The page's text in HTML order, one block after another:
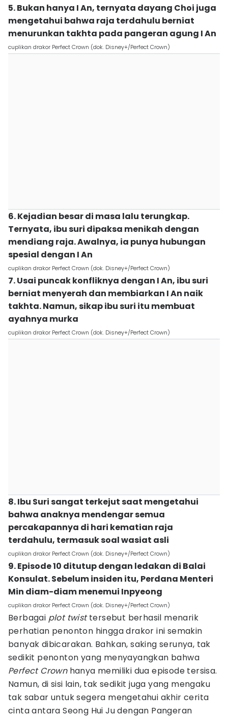
5. Bukan hanya I An, ternyata dayang Choi juga
mengetahui bahwa raja terdahulu berniat
menurunkan takhta pada pangeran agung I An
cuplikan drakor Perfect Crown (dok. Disney+/Perfect Crown)
6. Kejadian besar di masa lalu terungkap.
Ternyata, ibu suri dipaksa menikah dengan
mendiang raja. Awalnya, ia punya hubungan
spesial dengan I An
cuplikan drakor Perfect Crown (dok. Disney+/Perfect Crown)
7. Usai puncak konfliknya dengan I An, ibu suri
berniat menyerah dan membiarkan I An naik
takhta. Namun, sikap ibu suri itu membuat
ayahnya murka
cuplikan drakor Perfect Crown (dok. Disney+/Perfect Crown)
8. Ibu Suri sangat terkejut saat mengetahui
bahwa anaknya mendengar semua
percakapannya di hari kematian raja
terdahulu, termasuk soal wasiat asli
cuplikan drakor Perfect Crown (dok. Disney+/Perfect Crown)
9. Episode 10 ditutup dengan ledakan di Balai
Konsulat. Sebelum insiden itu, Perdana Menteri
Min diam-diam menemui Inpyeong
cuplikan drakor Perfect Crown (dok. Disney+/Perfect Crown)
Berbagai plot twisttersebut berhasil menarik
perhatian penonton hingga drakor ini semakin
banyak dibicarakan. Bahkan, saking serunya, tak
sedikit penonton yang menyayangkan bahwa
Perfect Crown hanya memiliki dua episode tersisa.
Namun, di sisi lain, tak sedikit juga yang mengaku
tak sabar untuk segera mengetahui akhir cerita
cinta antara Seong Hui Ju dengan Pangeran